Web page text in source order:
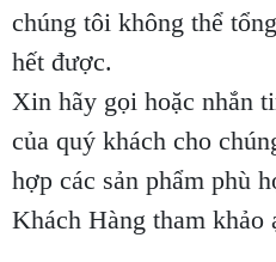
chúng tôi không thể
hết được.
Xin hãy gọi hoặc nhắn
của quý khách cho
hợp các sản phẩm phù
Khách Hàng tham khảo